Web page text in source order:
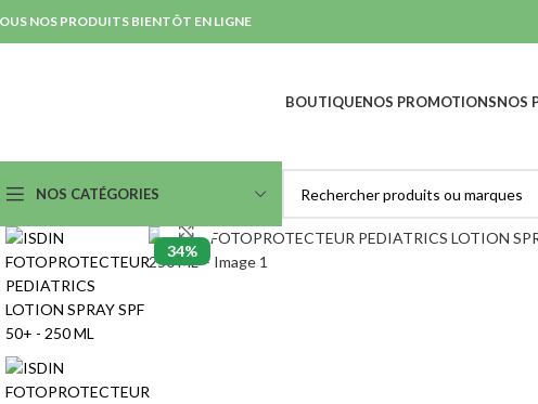
NOS PRODUITS BIENTÔT EN LIGNE
BOUTIQUENOS PROMOTIONSNOS
NOS CATÉGORIES
34%
Agrandir